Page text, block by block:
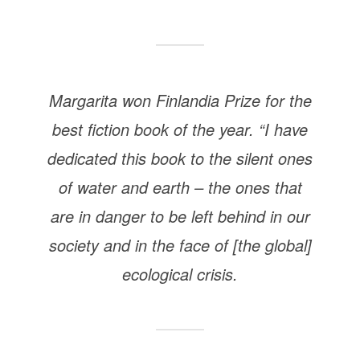
Margarita won Finlandia Prize for the
best fiction book of the year. “I have
dedicated this book to the silent ones
of water and earth – the ones that
are in danger to be left behind in our
society and in the face of [the global]
ecological crisis.